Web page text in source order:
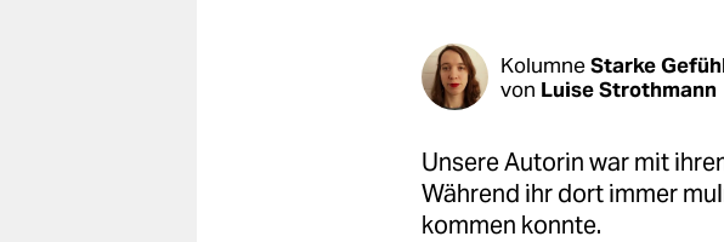
KolumneStarke
von Luise Strothmann
Unsere Autorin war mit
Während ihr dort immer
kommen konnte.